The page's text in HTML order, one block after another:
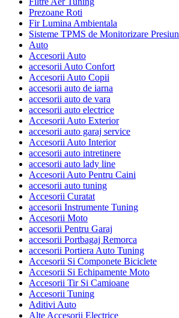
Prezoane Roti
Fir Lumina Ambientala
Sisteme TPMS de Monitorizare
Auto
Accesorii Auto
accesorii Auto Confort
Accesorii Auto Copii
accesorii auto de iarna
accesorii auto de vara
accesorii auto electrice
Accesorii Auto Exterior
accesorii auto garaj service
Accesorii Auto Interior
accesorii auto intretinere
accesorii auto lady line
Accesorii Auto Pentru Caini
accesorii auto tuning
Accesorii Curatat
accesorii Instrumente Tuning
Accesorii Moto
accesorii Pentru Garaj
accesorii Portbagaj Remorca
accesorii Portiera Auto Tuning
Accesorii Si Componete Biciclete
Accesorii Si Echipamente Moto
Accesorii Tir Si Camioane
Accesorii Tuning
Aditivi Auto
Alte Accesorii Electrice